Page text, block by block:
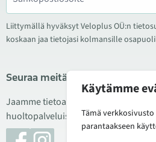
Liittymällä hyväksyt Veloplus OÜ:n
koskaan jaa tietojasi kolmansille
Seuraa meitä sosiaalisessa
Jaamme tietoa hyvistä tarjouksista,
huoltopalveluista. Joskus
Käytämme
Tämä
parantaakseen